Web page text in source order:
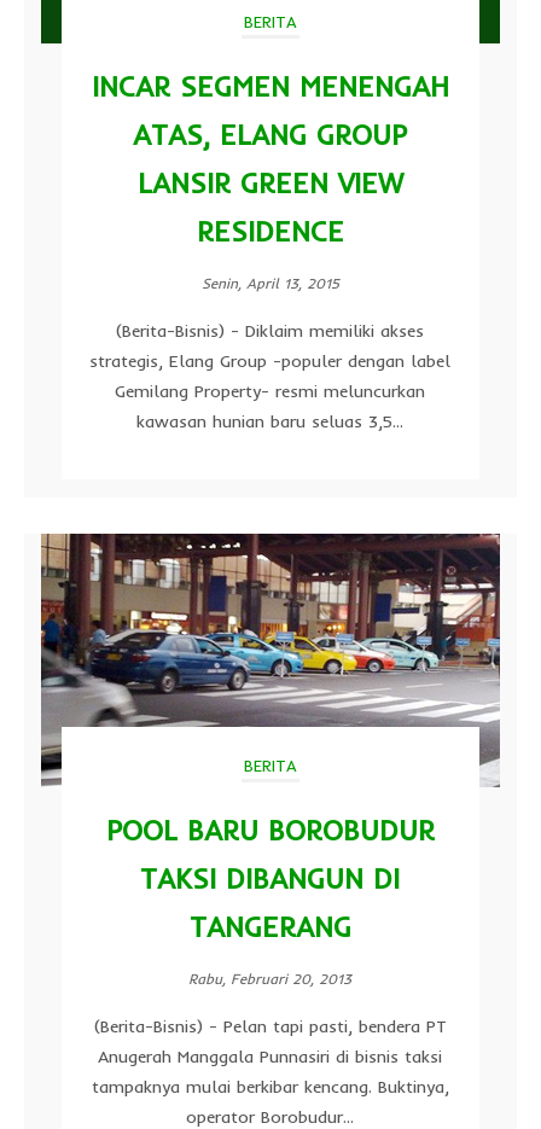
BERITA
INCAR SEGMEN MENENGAH
ATAS, ELANG GROUP
LANSIR GREEN VIEW
RESIDENCE
Senin, April 13, 2015
(Berita-Bisnis) - Diklaim memiliki akses
strategis, Elang Group -populer dengan label
Gemilang Property- resmi meluncurkan
kawasan hunian baru seluas 3,5...
BERITA
POOL BARU BOROBUDUR
TAKSI DIBANGUN DI
TANGERANG
Rabu, Februari 20, 2013
(Berita-Bisnis) - Pelan tapi pasti, bendera PT
Anugerah Manggala Punnasiri di bisnis taksi
tampaknya mulai berkibar kencang. Buktinya,
operator Borobudur...